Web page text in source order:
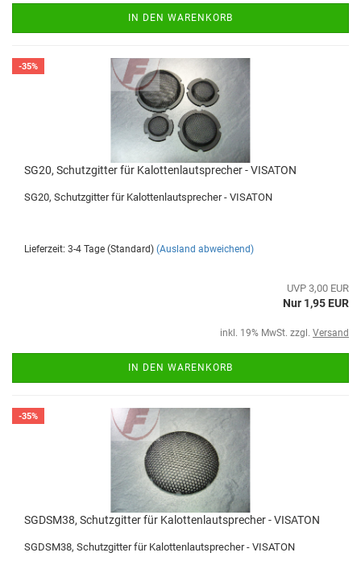
IN DEN WARENKORB
-35%
SG20, Schutzgitter für Kalottenlautsprecher - VISATON
SG20, Schutzgitter für Kalottenlautsprecher - VISATON
Lieferzeit: 3-4 Tage (Standard) (Ausland abweichend)
UVP 3,00 EUR
Nur 1,95 EUR
inkl. 19% MwSt. zzgl. Versand
IN DEN WARENKORB
-35%
SGDSM38, Schutzgitter für Kalottenlautsprecher - VISATON
SGDSM38, Schutzgitter für Kalottenlautsprecher - VISATON